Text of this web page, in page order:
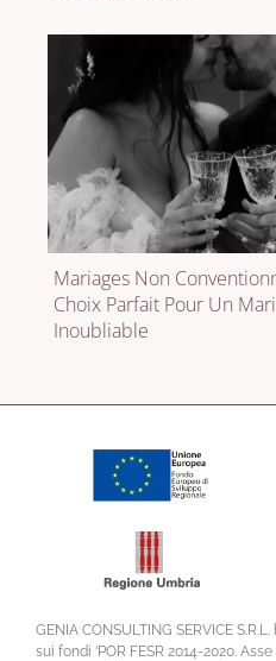
Mariages Non
Choix Parfait Pour Un
Inoubliable
GENIA CONSULTING SERVICE
sui fondi ‘POR FESR 2014-2020.